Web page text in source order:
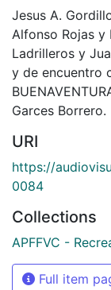
Jesus A.
Alfonso Rojas
Ladrilleros y
y de encuentro
Garces Borrero.
URI
https://
0084
Collections
APFFVC -
Full item